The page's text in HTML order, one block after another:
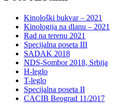
Kinološki bukvar – 2021
Kinologija na dlanu – 2021
Rad na terenu 2021
Specijalna poseta III
SADAK 2018
NDS-Sombor 2018, Srbija
H-leglo
T-leglo
Specijalna poseta II
CACIB Beograd 11/2017